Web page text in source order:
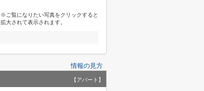
※ご覧になりたい写真をクリックすると
拡大されて表示されます。
情報の見方
【アパート】